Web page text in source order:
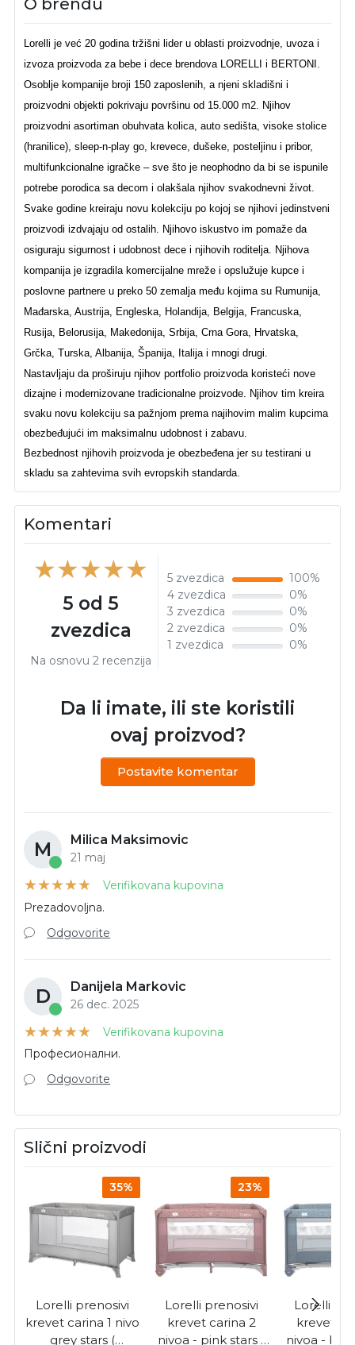
Lorelli je već 20 godina tržišni lider u oblasti proizvodnje, uvoza i
izvoza proizvoda za bebe i dece brendova LORELLI i BERTONI.
Osoblje kompanije broji 150 zaposlenih, a njeni skladišni i
proizvodni objekti pokrivaju površinu od 15.000 m2. Njihov
proizvodni asortiman obuhvata kolica, auto sedišta, visoke stolice
(hranilice), sleep-n-play go, krevece, dušeke, posteljinu i pribor,
multifunkcionalne igračke – sve što je neophodno da bi se ispunile
potrebe porodica sa decom i olakšala njihov svakodnevni život.
Svake godine kreiraju novu kolekciju po kojoj se njihovi jedinstveni
proizvodi izdvajaju od ostalih. Njihovo iskustvo im pomaže da
osiguraju sigurnost i udobnost dece i njihovih roditelja. Njihova
kompanija je izgradila komercijalne mreže i opslužuje kupce i
poslovne partnere u preko 50 zemalja među kojima su Rumunija,
Mađarska, Austrija, Engleska, Holandija, Belgija, Francuska,
Rusija, Belorusija, Makedonija, Srbija, Crna Gora, Hrvatska,
Grčka, Turska, Albanija, Španija, Italija i mnogi drugi.
Nastavljaju da proširuju njihov portfolio proizvoda koristeći nove
dizajne i modernizovane tradicionalne proizvode. Njihov tim kreira
svaku novu kolekciju sa pažnjom prema najihovim malim kupcima
obezbeđujući im maksimalnu udobnost i zabavu.
Bezbednost njihovih proizvoda je obezbeđena jer su testirani u
skladu sa zahtevima svih evropskih standarda.
Komentari
5 od 5
zvezdica
Na osnovu 2 recenzija
5 zvezdica
100%
4 zvezdica
0%
3 zvezdica
0%
2 zvezdica
0%
1 zvezdica
0%
Da li imate, ili ste koristili
ovaj proizvod?
Postavite komentar
M Milica Maksimovic
21 maj
Verifikovana kupovina
Prezadovoljna.
Odgovorite
D Danijela Markovic
26 dec. 2025
Verifikovana kupovina
Професионални.
Odgovorite
Slični proizvodi
35%
Lorelli prenosivi
krevet carina 1 nivo
grey stars (
23%
Lorelli prenosivi
krevet carina 2
nivoa - pink stars (
Lorelli
krevet
nivoa -